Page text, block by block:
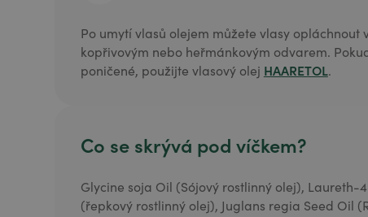
Po umytí vlasů olejem můžete vlasy opláchnout
kopřivovým nebo heřmánkovým odvarem.
poničené, použijte vlasový olej HAARETOL.
Co se skrývá pod víčkem?
Glycine soja Oil (Sójový rostlinný olej), Laureth-
(řepkový rostlinný olej), Juglans regia Seed Oil